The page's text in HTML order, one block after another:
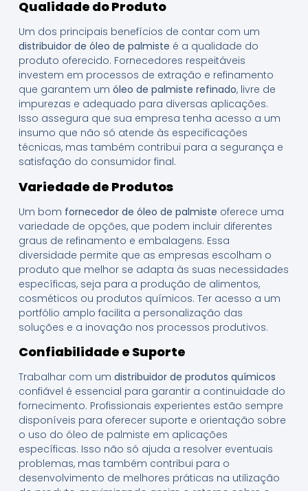
Qualidade do Produto
Um dos principais benefícios de contar com um
distribuidor de óleo de palmiste é a qualidade do
produto oferecido. Fornecedores respeitáveis
investem em processos de extração e refinamento
que garantem um óleo de palmiste refinado, livre de
impurezas e adequado para diversas aplicações.
Isso assegura que sua empresa tenha acesso a um
insumo que não só atende às especificações
técnicas, mas também contribui para a segurança e
satisfação do consumidor final.
Variedade de Produtos
Um bom fornecedor de óleo de palmiste oferece uma
variedade de opções, que podem incluir diferentes
graus de refinamento e embalagens. Essa
diversidade permite que as empresas escolham o
produto que melhor se adapta às suas necessidades
específicas, seja para a produção de alimentos,
cosméticos ou produtos químicos. Ter acesso a um
portfólio amplo facilita a personalização das
soluções e a inovação nos processos produtivos.
Confiabilidade e Suporte
Trabalhar com um distribuidor de produtos químicos
confiável é essencial para garantir a continuidade do
fornecimento. Profissionais experientes estão sempre
disponíveis para oferecer suporte e orientação sobre
o uso do óleo de palmiste em aplicações
específicas. Isso não só ajuda a resolver eventuais
problemas, mas também contribui para o
desenvolvimento de melhores práticas na utilização